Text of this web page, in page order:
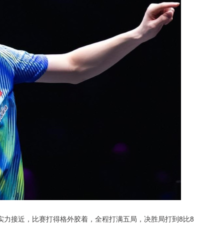
接近，比赛打得格外胶着，全程打满五局，决胜局打到8比8